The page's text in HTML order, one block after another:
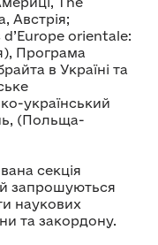
Австрія;
orientale:
Програма
в Україні та
український
(Польща-
секція
запрошуються
наукових
та закордону.